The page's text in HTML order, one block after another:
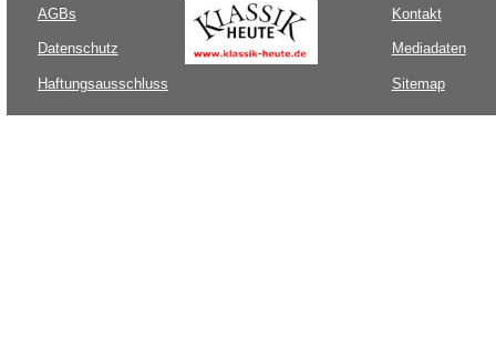
AGBs
Datenschutz
Haftungsausschluss
Kontakt
Mediadaten
Sitemap